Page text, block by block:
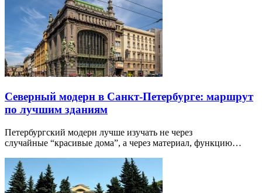
Северный модерн в Санкт-Петербурге: маршрут
по лучшим зданиям
Петербургский модерн лучше изучать не через
случайные “красивые дома”, а через материал, функцию…